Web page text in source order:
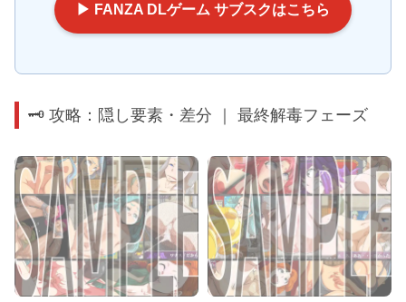
▶ FANZA DLゲーム サブスクはこちら
🗝️ 攻略：隠し要素・差分 ｜ 最終解毒フェーズ